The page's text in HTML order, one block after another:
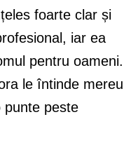
foarte clar și
iar ea
pentru oameni.
le întinde mereu
punte peste